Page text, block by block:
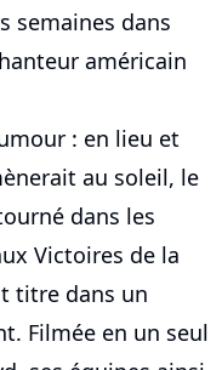
semaines dans
américain
: en lieu et
au soleil, le
dans les
Victoires de la
titre dans un
Filmée en un seul